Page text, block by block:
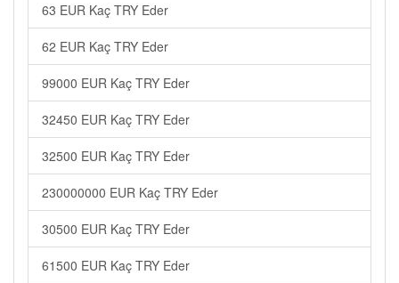
63 EUR Kaç TRY Eder
62 EUR Kaç TRY Eder
99000 EUR Kaç TRY Eder
32450 EUR Kaç TRY Eder
32500 EUR Kaç TRY Eder
230000000 EUR Kaç TRY Eder
30500 EUR Kaç TRY Eder
61500 EUR Kaç TRY Eder